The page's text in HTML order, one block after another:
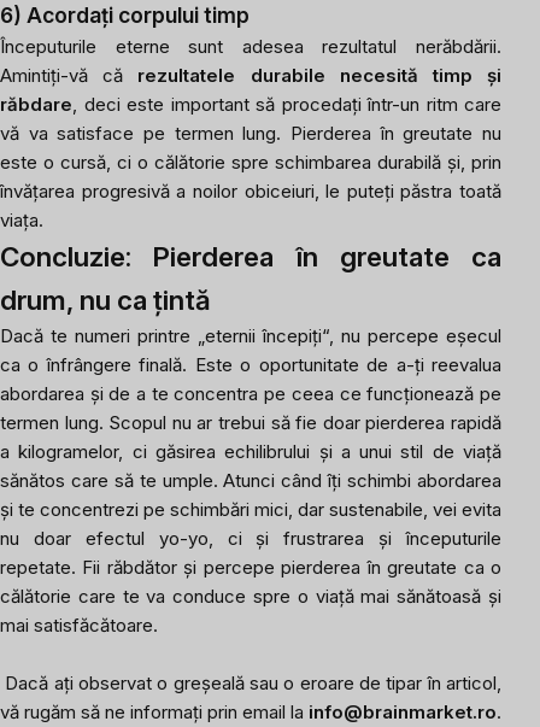
6) Acordați corpului timp
Începuturile eterne sunt adesea rezultatul nerăbdării.
Amintiți-vă că rezultatele durabile necesită timp și
răbdare, deci este important să procedați într-un ritm care
vă va satisface pe termen lung. Pierderea în greutate nu
este o cursă, ci o călătorie spre schimbarea durabilă și, prin
învățarea progresivă a noilor obiceiuri, le puteți păstra toată
viața.
Concluzie: Pierderea în greutate ca
drum, nu ca țintă
Dacă te numeri printre „eternii începiți“, nu percepe eșecul
ca o înfrângere finală. Este o oportunitate de a-ți reevalua
abordarea și de a te concentra pe ceea ce funcționează pe
termen lung. Scopul nu ar trebui să fie doar pierderea rapidă
a kilogramelor, ci găsirea echilibrului și a unui stil de viață
sănătos care să te umple. Atunci când îți schimbi abordarea
și te concentrezi pe schimbări mici, dar sustenabile, vei evita
nu doar efectul yo-yo, ci și frustrarea și începuturile
repetate. Fii răbdător și percepe pierderea în greutate ca o
călătorie care te va conduce spre o viață mai sănătoasă și
mai satisfăcătoare.
Dacă ați observat o greșeală sau o eroare de tipar în articol,
vă rugăm să ne informați prin email la info@brainmarket.ro.